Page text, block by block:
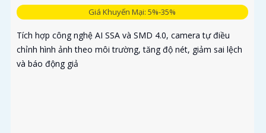
Giá Khuyến Mại: 5%-35%
Tích hợp công nghệ AI SSA và SMD 4.0, camera tự điều
chỉnh hình ảnh theo môi trường, tăng độ nét, giảm sai lệch
và báo động giả